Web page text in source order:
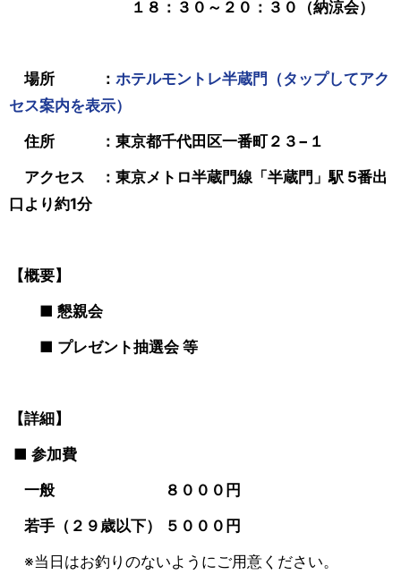
１８ ：３０～２０：３０（納涼会）
場所 ： ホテルモントレ半蔵門（タップしてアク
セス案内を表示）
住所 ：東京都千代田区一番町２３−１
アクセス ：東京メトロ半蔵門線「半蔵門」駅 5番出
口より約1分
【概要】
■ 懇親会
■ プレゼント抽選会 等
【詳細】
■ 参加費
一般 ８０００円
若手（２９歳以下） ５０００円
※当日はお釣りのないようにご用意ください。